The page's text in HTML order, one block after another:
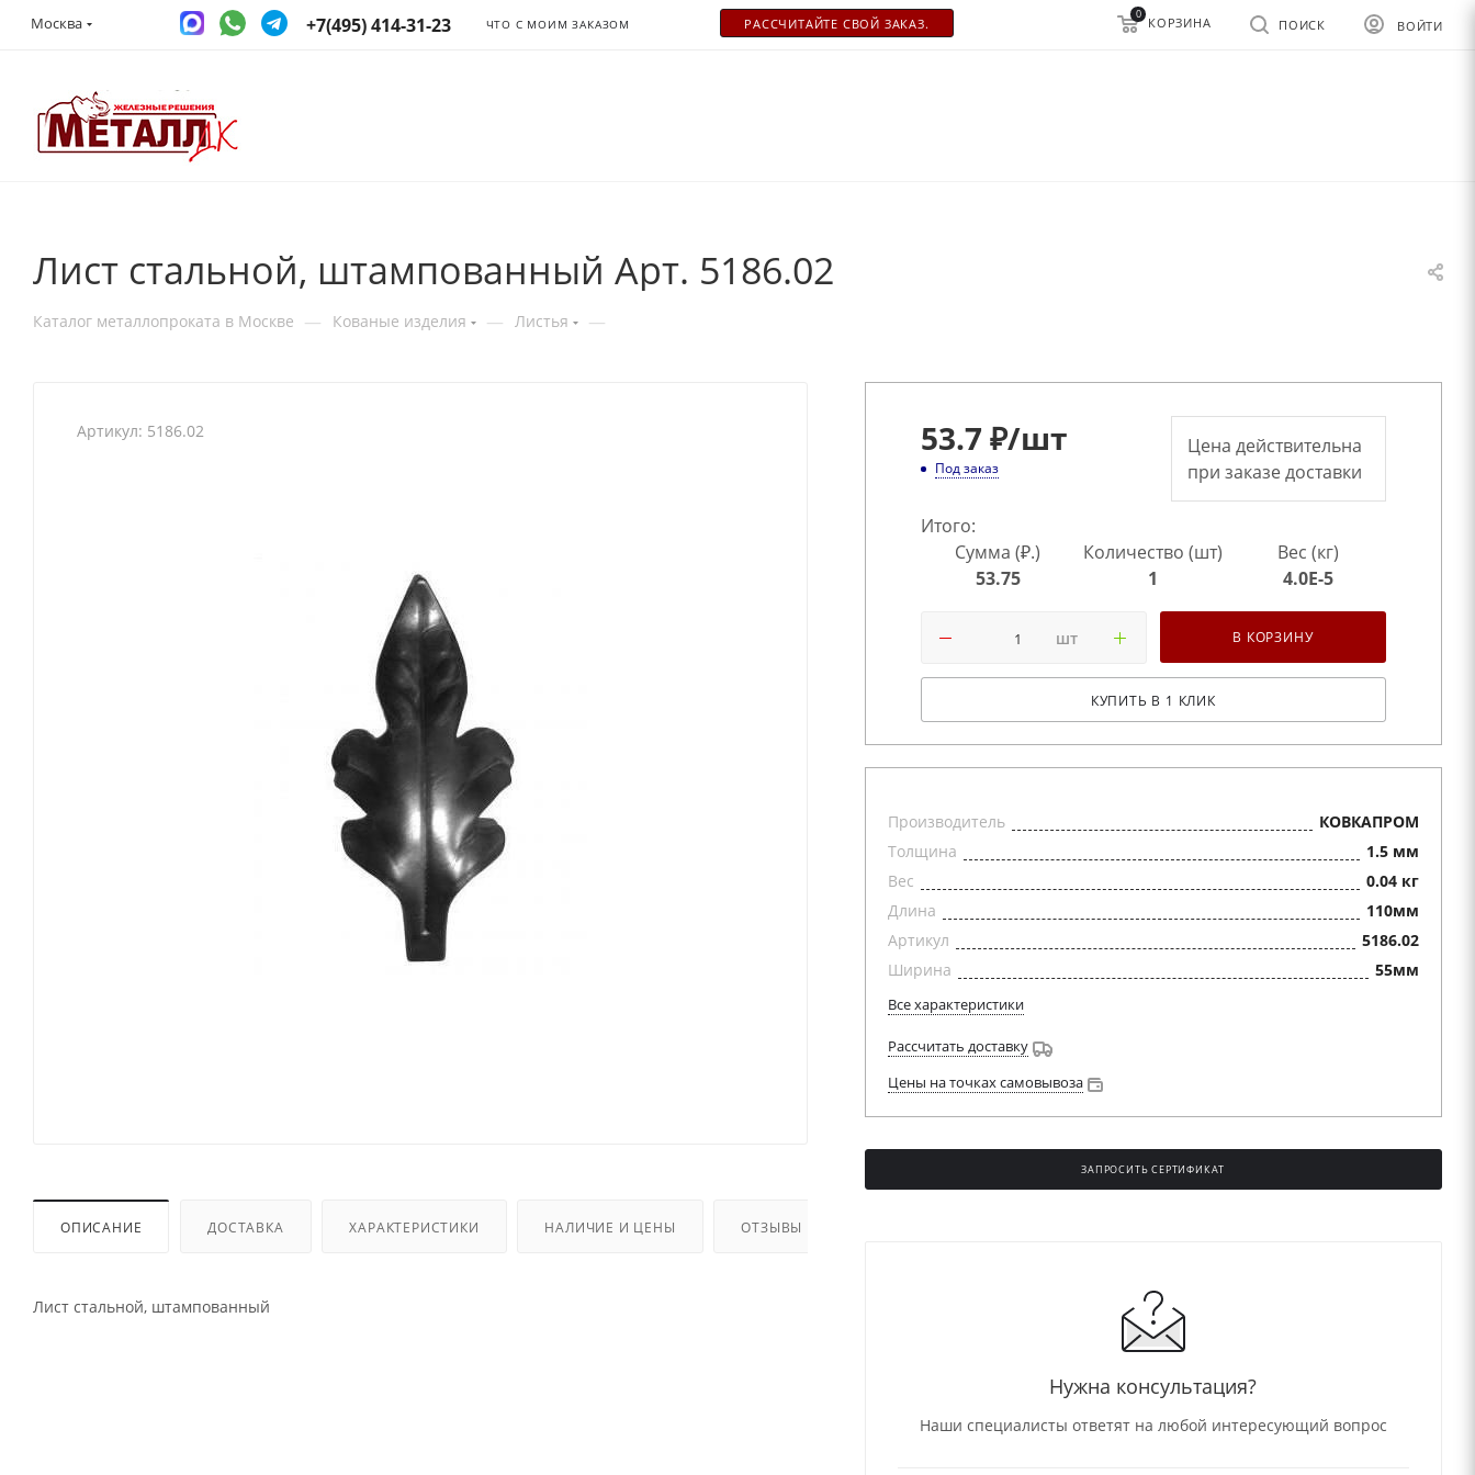
Москва +7(495) 414-31-23 ЧТО С МОИМ ЗАКАЗОМ РАСCЧИТАЙТЕ СВОЙ ЗАКАЗ. ВОЙТИ
ПОИСК
0
КОРЗИНА
Лист стальной, штампованный Арт. 5186.02
Каталог металлопроката в Москве — Кованые изделия — Листья —
Артикул: 5186.02
ОПИСАНИЕ ДОСТАВКА ХАРАКТЕРИСТИКИ НАЛИЧИЕ И ЦЕНЫ ОТЗЫВЫ
Лист стальной, штампованный
53.7 ₽/шт
Под заказ
Цена действительна
при заказе доставки
Итого:
Сумма (₽.)
53.75
Количество (шт)
1
Вес (кг)
4.0E-5
шт В КОРЗИНУ
КУПИТЬ В 1 КЛИК
Производитель
КОВКАПРОМ
Толщина
1.5 мм
Вес
0.04 кг
Длина
110мм
Артикул
5186.02
Ширина
55мм
Все характеристики
Рассчитать доставку
Цены на точках самовывоза
ЗАПРОСИТЬ СЕРТИФИКАТ
Нужна консультация?
Наши специалисты ответят на любой интересующий вопрос